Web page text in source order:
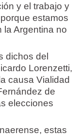
y el trabajo y
estamos
la Argentina no
dichos del
Lorenzetti,
causa Vialidad
de
elecciones
estas